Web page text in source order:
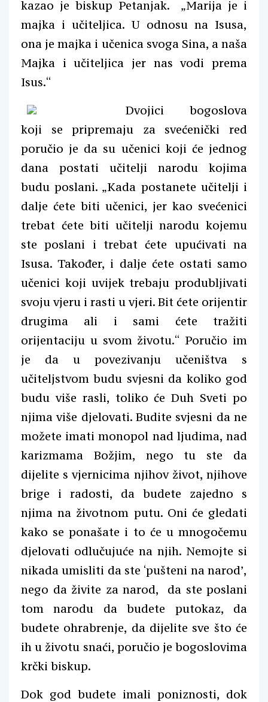
kazao je biskup Petanjak. „Marija je i
majka i učiteljica. U odnosu na Isusa,
ona je majka i učenica svoga Sina, a naša
Majka i učiteljica jer nas vodi prema
Isus.“
Dvojici bogoslova
koji se pripremaju za svećenički red
poručio je da su učenici koji će jednog
dana postati učitelji narodu kojima
budu poslani. „Kada postanete učitelji i
dalje ćete biti učenici, jer kao svećenici
trebat ćete biti učitelji narodu kojemu
ste poslani i trebat ćete upućivati na
Isusa. Također, i dalje ćete ostati samo
učenici koji uvijek trebaju produbljivati
svoju vjeru i rasti u vjeri. Bit ćete orijentir
drugima ali i sami ćete tražiti
orijentaciju u svom životu.“ Poručio im
je da u povezivanju učeništva s
učiteljstvom budu svjesni da koliko god
budu više rasli, toliko će Duh Sveti po
njima više djelovati. Budite svjesni da ne
možete imati monopol nad ljudima, nad
karizmama Božjim, nego tu ste da
dijelite s vjernicima njihov život, njihove
brige i radosti, da budete zajedno s
njima na životnom putu. Oni će gledati
kako se ponašate i to će u mnogočemu
djelovati odlučujuće na njih. Nemojte si
nikada umisliti da ste ‘pušteni na narod’,
nego da živite za narod, da ste poslani
tom narodu da budete putokaz, da
budete ohrabrenje, da dijelite sve što će
ih u životu snaći, poručio je bogoslovima
krčki biskup.
Dok god budete imali poniznosti, dok